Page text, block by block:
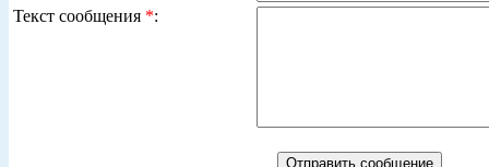
Текст сообщения *: